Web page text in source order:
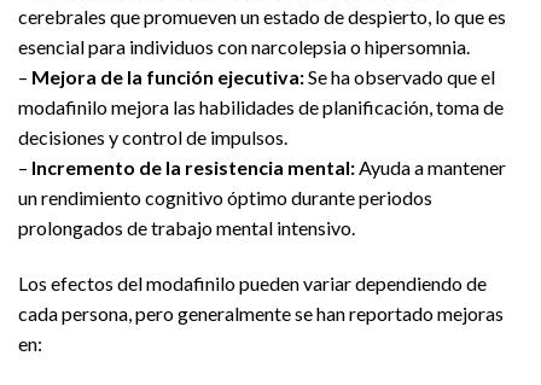
cerebrales que promueven un estado de despierto, lo que es
esencial para individuos con narcolepsia o hipersomnia.
– Mejora de la función ejecutiva:Se ha observado que el
modafinilo mejora las habilidades de planificación, toma de
decisiones y control de impulsos.
– Incremento de la resistencia mental:Ayuda a mantener
un rendimiento cognitivo óptimo durante periodos
prolongados de trabajo mental intensivo.
Los efectos del modafinilo pueden variar dependiendo de
cada persona, pero generalmente se han reportado mejoras
en: